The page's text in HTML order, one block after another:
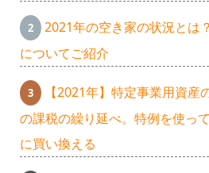
2021年の空き家の状況とは
についてご紹介
【2021年】特定事業用資
の課税の繰り延べ。特例を使っ
に買い換える